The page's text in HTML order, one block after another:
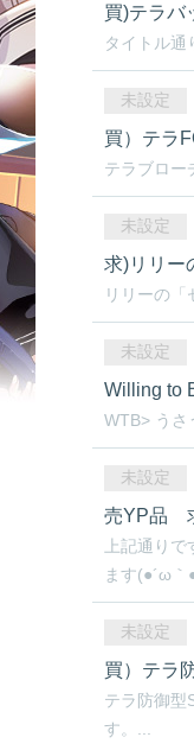
買)テラバ
タイトル
未設定
買）テラ
テラブロー
未設定
求)リリー
リリーの
未設定
Willing to
WTB> うさ
未設定
売YP品
上記通り
ます(●´ω
未設定
買）テラ
テラ防御
す。...